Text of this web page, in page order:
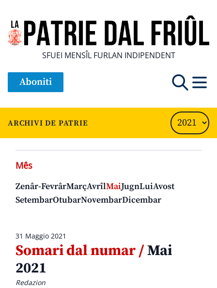
SFUEI MENSÎL FURLAN INDIPENDENT
Aboniti
ARCHIVI DE PATRIE
31 Maggio 2021
Somari dal numar /Mai
2021
Redazion
Mês
Zenâr-FevrârMarçAvrîlMaiJugnLuiAvost
SetembarOtubarNovembarDicembar